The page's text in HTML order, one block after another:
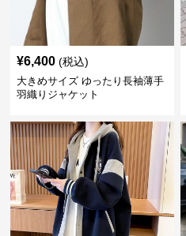
¥6,400 (税込)
大きめサイズ ゆったり長袖薄手
羽織りジャケット